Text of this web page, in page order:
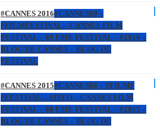
#CANNES 2016#CANNES69 –
#FILMFESTIVAL – CANNES FILM
FESTIVAL – 69 EME FESTIVAL – #2016 –
BLOG DE CANNES – BLOG DU
FESTIVAL
#CANNES 2015#CANNES68 – #FILMF
#FESTIVAL – #INFO – CANNES FILM
FESTIVAL – 68 EME FESTIVAL – #2015 –
BLOG DE CANNES – BLOG DU